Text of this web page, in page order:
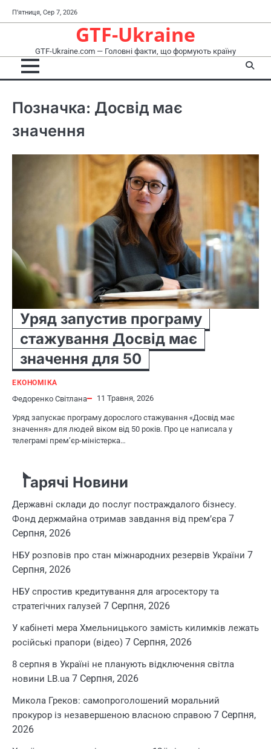
до
П’ятниця, Сер 7, 2026
GTF-Ukraine
GTF-Ukraine.com — Головні факти, що формують країну
Позначка: Досвід має
значення
Уряд запустив програму
стажування Досвід має
значення для 50
ЕКОНОМІКА
Федоренко Світлана 11 Травня, 2026
Уряд запускає програму дорослого стажування «Досвід має
значення» для людей віком від 50 років. Про це написала у
телеграмі прем’єр-міністерка…
Гарячі Новини
Державні склади до послуг постраждалого бізнесу.
Фонд держмайна отримав завдання від прем’єра 7
Серпня, 2026
НБУ розповів про стан міжнародних резервів України 7
Серпня, 2026
НБУ спростив кредитування для агросектору та
стратегічних галузей 7 Серпня, 2026
У кабінеті мера Хмельницького замість килимків лежать
російські прапори (відео) 7 Серпня, 2026
8 серпня в Україні не планують відключення світла
новини LB.ua 7 Серпня, 2026
Микола Греков: самопроголошений моральний
прокурор із незавершеною власною справою 7 Серпня,
2026